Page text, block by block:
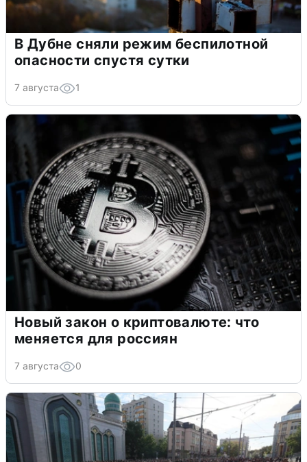
В Дубне сняли режим беспилотной
опасности спустя сутки
7 августа 1
Новый закон о криптовалюте: что
меняется для россиян
7 августа 0